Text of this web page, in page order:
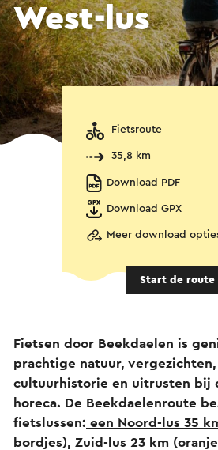
West-lus
Fietsroute
35,8 km
Download PDF
Download GPX
Meer download
Start de route
Fietsen door Beekdaelen is
prachtige natuur,
cultuurhistorie en uitrusten bij
horeca. De Beekdaelenroute
fietslussen: een Noord-lus 35
bordjes), Zuid-lus 23 km